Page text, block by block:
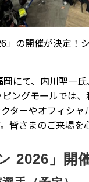
の開催が決定！
にて、内川聖一
ングモールでは
ターやオフィシ
皆さまのご来場を
2026」開